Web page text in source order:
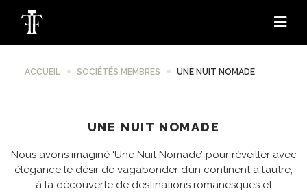
ACCUEIL SOCIÉTÉS MEMBRES UNE NUIT NOMADE
UNE NUIT NOMADE
Nous avons imaginé ‘Une Nuit Nomade’ pour réveiller avec
élégance le désir de vagabonder d’un continent à l’autre,
à la découverte de destinations romanesques et